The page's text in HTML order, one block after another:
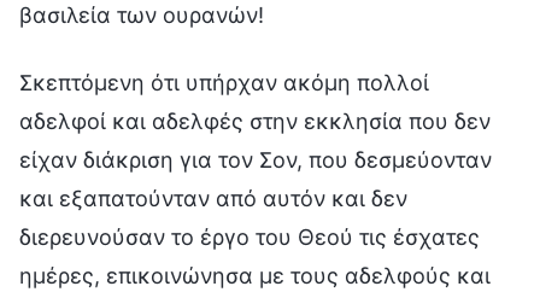
βασιλεία των ουρανών!
Σκεπτόμενη ότι υπήρχαν ακόμη πολλοί
αδελφοί και αδελφές στην εκκλησία που δεν
είχαν διάκριση για τον Σον, που δεσμεύονταν
και εξαπατούνταν από αυτόν και δεν
διερευνούσαν το έργο του Θεού τις έσχατες
ημέρες, επικοινώνησα με τους αδελφούς και